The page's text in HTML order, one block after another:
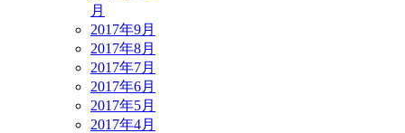
月
2017年9月
2017年8月
2017年7月
2017年6月
2017年5月
2017年4月